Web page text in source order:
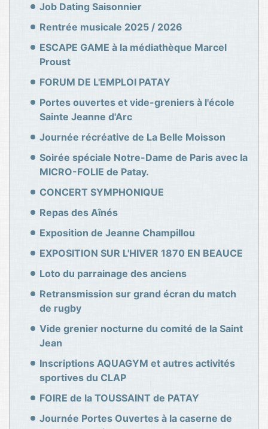
Job Dating Saisonnier
Rentrée musicale 2025 / 2026
ESCAPE GAME à la médiathèque Marcel
Proust
FORUM DE L'EMPLOI PATAY
Portes ouvertes et vide-greniers à l'école
Sainte Jeanne d'Arc
Journée récréative de La Belle Moisson
Soirée spéciale Notre-Dame de Paris avec la
MICRO-FOLIE de Patay.
CONCERT SYMPHONIQUE
Repas des Aînés
Exposition de Jeanne Champillou
EXPOSITION SUR L'HIVER 1870 EN BEAUCE
Loto du parrainage des anciens
Retransmission sur grand écran du match
de rugby
Vide grenier nocturne du comité de la Saint
Jean
Inscriptions AQUAGYM et autres activités
sportives du CLAP
FOIRE de la TOUSSAINT de PATAY
Journée Portes Ouvertes à la caserne de